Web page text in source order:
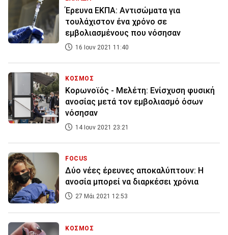
Έρευνα ΕΚΠΑ: Αντισώματα για
τουλάχιστον ένα χρόνο σε
εμβολιασμένους που νόσησαν
16 Ιουν 2021 11:40
ΚΟΣΜΟΣ
Κορωνοϊός - Μελέτη: Ενίσχυση φυσική
ανοσίας μετά τον εμβολιασμό όσων
νόσησαν
14 Ιουν 2021 23:21
FOCUS
Δύο νέες έρευνες αποκαλύπτουν: Η
ανοσία μπορεί να διαρκέσει χρόνια
27 Μάι 2021 12:53
ΚΟΣΜΟΣ